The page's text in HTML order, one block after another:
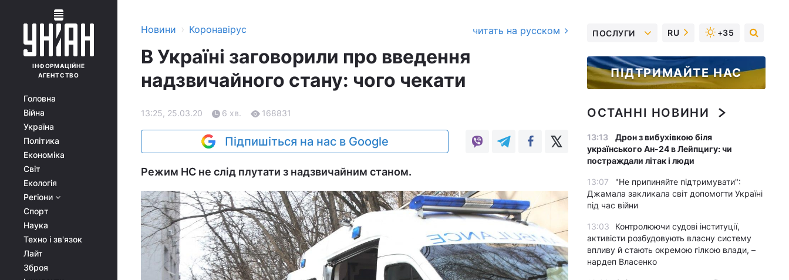
ІНФОРМАЦІЙНЕ
АГЕНТСТВО
Головна
Війна
Україна
Політика
Економіка
Світ
Екологія
Регіони
Спорт
Наука
Техно і зв'язок
Лайт
Зброя
Новини › Коронавірус читать на русском
В Україні заговорили про введення
надзвичайного стану: чого чекати
13:25, 25.03.20 6 хв. 168831
Підпишіться на нас в Google
Режим НС не слід плутати з надзвичайним станом.
ПОСЛУГИ RU +35
ПІДТРИМАЙТЕ НАС
ОСТАННІ НОВИНИ
13:13
Дрон з вибухівкою біля
українського Ан-24 в Лейпцигу: чи
постраждали літак і люди
13:07
"Не припиняйте підтримувати":
Джамала закликала світ допомогти Україні
під час війни
13:03
Контролюючи судові інституції,
активісти розбудовують власну систему
впливу й стають окремою гілкою влади, –
нардеп Власенко